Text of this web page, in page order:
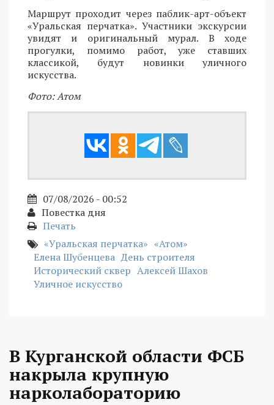
Маршрут проходит через паблик-арт-объект
«Уральская перчатка». Участники экскурсии
увидят и оригинальный мурал. В ходе
прогулки, помимо работ, уже ставших
классикой, будут новинки уличного
искусства.
Фото: Атом
07/08/2026 - 00:52
Повестка дня
Печать
«Уральская перчатка» «Атом»
Елена Шубенцева День строителя
Исторический сквер Алексей Шахов
Уличное искусство
В Курганской области ФСБ
накрыла крупную
нарколабораторию